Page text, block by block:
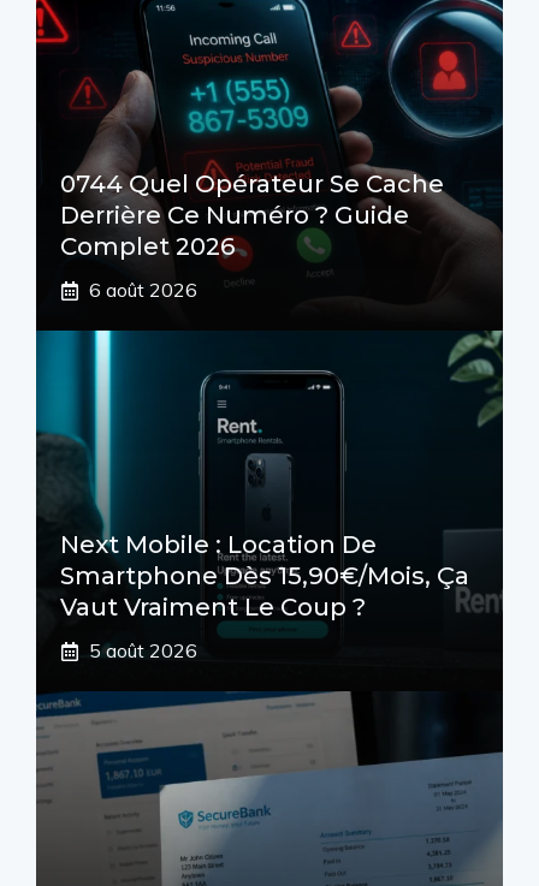
0744 Quel Opérateur Se Cache
Derrière Ce Numéro ? Guide
Complet 2026
6 août 2026
Next Mobile : Location De
Smartphone Dès 15,90€/mois, Ça
Vaut Vraiment Le Coup ?
5 août 2026